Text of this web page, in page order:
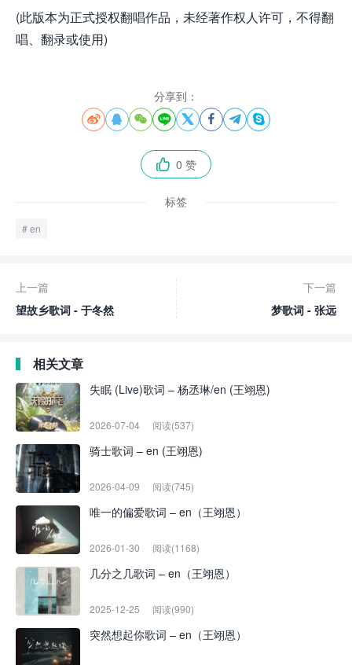
(此版本为正式授权翻唱作品，未经著作权人许可，不得翻
唱、翻录或使用)
分享到：
       
 0 赞
标签
en
上一篇
望故乡歌词 - 于冬然
下一篇
梦歌词 - 张远
相关文章
失眠 (Live)歌词 – 杨丞琳/en (王翊恩)
2026-07-04 阅读(537)
骑士歌词 – en (王翊恩)
2026-04-09 阅读(745)
唯一的偏爱歌词 – en（王翊恩）
2026-01-30 阅读(1168)
几分之几歌词 – en（王翊恩）
2025-12-25 阅读(990)
突然想起你歌词 – en（王翊恩）